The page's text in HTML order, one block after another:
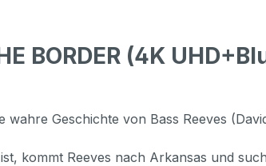
BORDER (4K
Geschichte von Bass Reeves
kommt Reeves nach Arkansas und